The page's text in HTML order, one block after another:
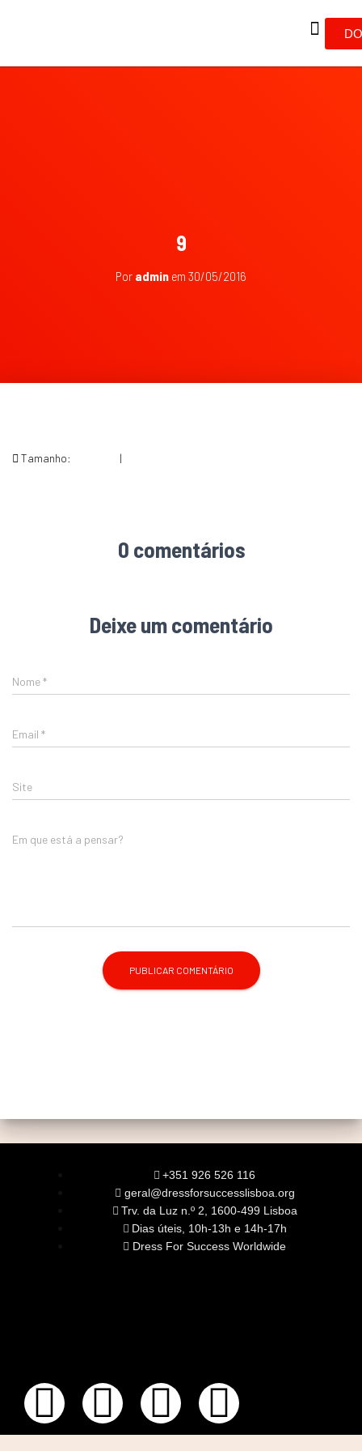
9
Por admin em 30/05/2016
Tamanho: |
0 comentários
Deixe um comentário
Nome*
Email *
Site
Em que está a pensar?
+351 926 526 116
geral@dressforsuccesslisboa.org
Trv. da Luz n.º 2, 1600-499 Lisboa
Dias úteis, 10h-13h e 14h-17h
Dress For Success Worldwide